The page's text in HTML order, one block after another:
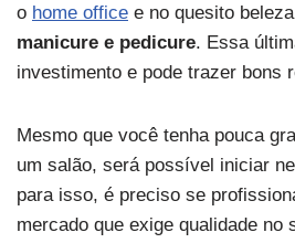
o home office e no quesito
manicure e pedicure. Essa
investimento e pode trazer bons
Mesmo que você tenha pouca
um salão, será possível iniciar
para isso, é preciso se
mercado que exige qualidade no